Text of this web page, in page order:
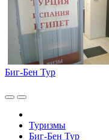
Биг-Бен Тур
Туризмы
Биг-Бен Тур